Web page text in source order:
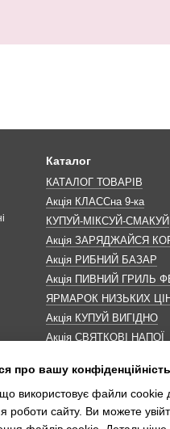
Каталог
КАТАЛОГ ТОВАРІВ
Акція КЛАССна 9-ка
КУПУЙ-МІКСУЙ-СМАКУЙ
Акція ЗАРЯДЖАЙСЯ
Акція РИБНИЙ БАЗАР
Акція ПИВНИЙ ГРИЛЬ
ЯРМАРОК НИЗЬКИХ ЦІН
Акція КУПУЙ ВИГІДНО
Акція СВЯТКОВІ НАПОЇ
Акція ДО МАКОВЕЯ
ІНШІ АКЦІЇ
про вашу конфіденційність
використовує файли cookie
роботи сайту. Ви можете